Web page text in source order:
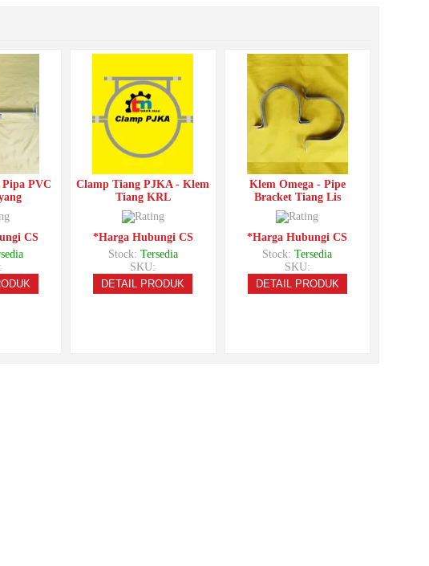
PVC
CS
Clamp Tiang PJKA - Klem
Tiang KRL
*Harga Hubungi CS
Stock: Tersedia
SKU:
DETAIL PRODUK
Klem Omega - Pipe
Bracket Tiang Lis
*Harga Hubungi CS
Stock:Tersedia
SKU:
DETAIL PRODUK